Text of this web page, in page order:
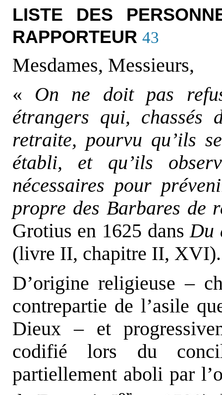
LISTE DES
RAPPORTEUR 43
Mesdames, Messieurs,
« On ne doit pas
étrangers qui, chassés
retraite, pourvu qu’ils
établi, et qu’ils
nécessaires pour
propre des Barbares de
Grotius en 1625 dansDu
(livre II, chapitre II, XVI).
D’origine religieuse –
contrepartie de l’asile
Dieux – et
codifié lors du
partiellement aboli par